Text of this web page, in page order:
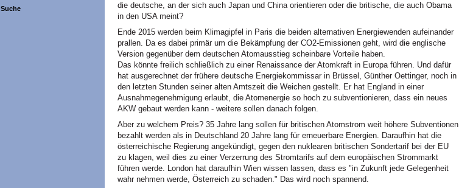
Suche
die deutsche, an der sich auch Japan und China orientieren oder die britische, die auch Obama
in den USA meint?
Ende 2015 werden beim Klimagipfel in Paris die beiden alternativen Energiewenden aufeinander
prallen. Da es dabei primär um die Bekämpfung der CO2-Emissionen geht, wird die englische
Version gegenüber dem deutschen Atomausstieg scheinbare Vorteile haben.
Das könnte freilich schließlich zu einer Renaissance der Atomkraft in Europa führen. Und dafür
hat ausgerechnet der frühere deutsche Energiekommissar in Brüssel, Günther Oettinger, noch in
den letzten Stunden seiner alten Amtszeit die Weichen gestellt. Er hat England in einer
Ausnahmegenehmigung erlaubt, die Atomenergie so hoch zu subventionieren, dass ein neues
AKW gebaut werden kann - weitere sollen danach folgen.
Aber zu welchem Preis? 35 Jahre lang sollen für britischen Atomstrom weit höhere Subventionen
bezahlt werden als in Deutschland 20 Jahre lang für erneuerbare Energien. Daraufhin hat die
österreichische Regierung angekündigt, gegen den nuklearen britischen Sondertarif bei der EU
zu klagen, weil dies zu einer Verzerrung des Stromtarifs auf dem europäischen Strommarkt
führen werde. London hat daraufhin Wien wissen lassen, dass es "in Zukunft jede Gelegenheit
wahr nehmen werde, Österreich zu schaden." Das wird noch spannend.